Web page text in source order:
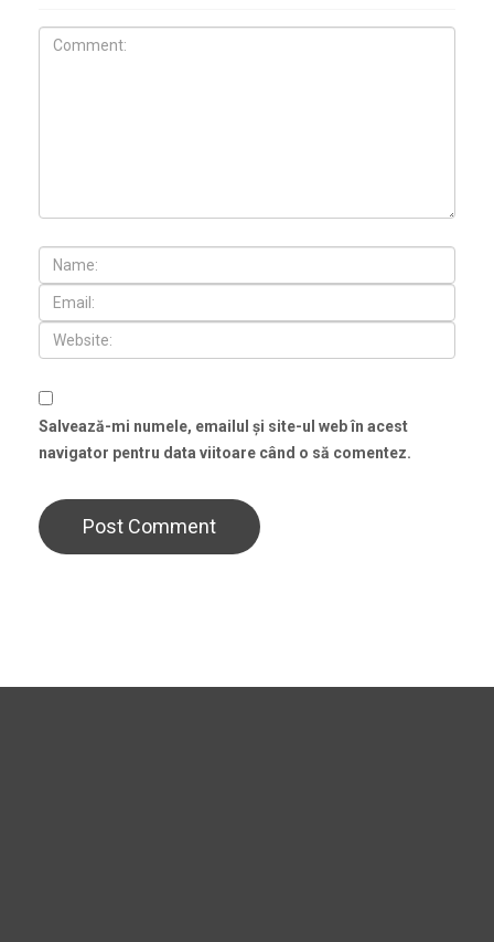
Salvează-mi numele, emailul și site-ul web în acest
navigator pentru data viitoare când o să comentez.